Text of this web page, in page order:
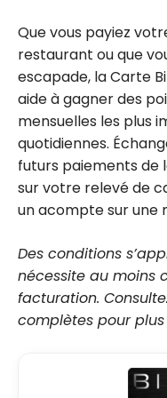
Que vous payiez
restaurant ou que
escapade, la Carte
aide à gagner des
mensuelles les plus
quotidiennes.
futurs paiements de
sur votre relevé de
un acompte sur une
Des conditions
nécessite au moins
facturation.
complètes pour